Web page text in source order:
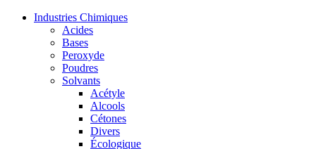
Industries Chimiques
Acides
Bases
Peroxyde
Poudres
Solvants
Acétyle
Alcools
Cétones
Divers
Écologique